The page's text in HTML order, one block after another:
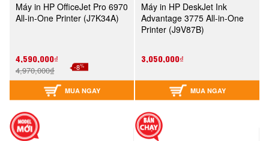
Máy in HP OfficeJet Pro 6970
All-in-One Printer (J7K34A)
4,590,000₫
4,970,000₫ -8%
MUA NGAY
Máy in HP DeskJet Ink
Advantage 3775 All-in-One
Printer (J9V87B)
3,050,000₫
MUA NGAY